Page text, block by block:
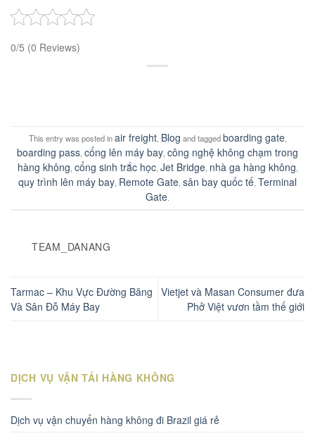
0/5 (0 Reviews)
This entry was posted inair freight, Blog and taggedboarding gate,
boarding pass cổng lên máy bay công nghệ không chạm trong
hàng không cổng sinh trắc học, Jet Bridge, nhà ga hàng không
quy trình lên máy bay Remote Gate sân bay quốc tế Terminal
Gate
TEAM_DANANG
Tarmac – Khu Vực Đường Băng
Và Sân Đỗ Máy Bay
Vietjet và Masan Consumer đưa
Phở Việt vươn tầm thế giới
DỊCH VỤ VẬN TẢI HÀNG KHÔNG
Dịch vụ vận chuyển hàng không đi Brazil giá rẻ